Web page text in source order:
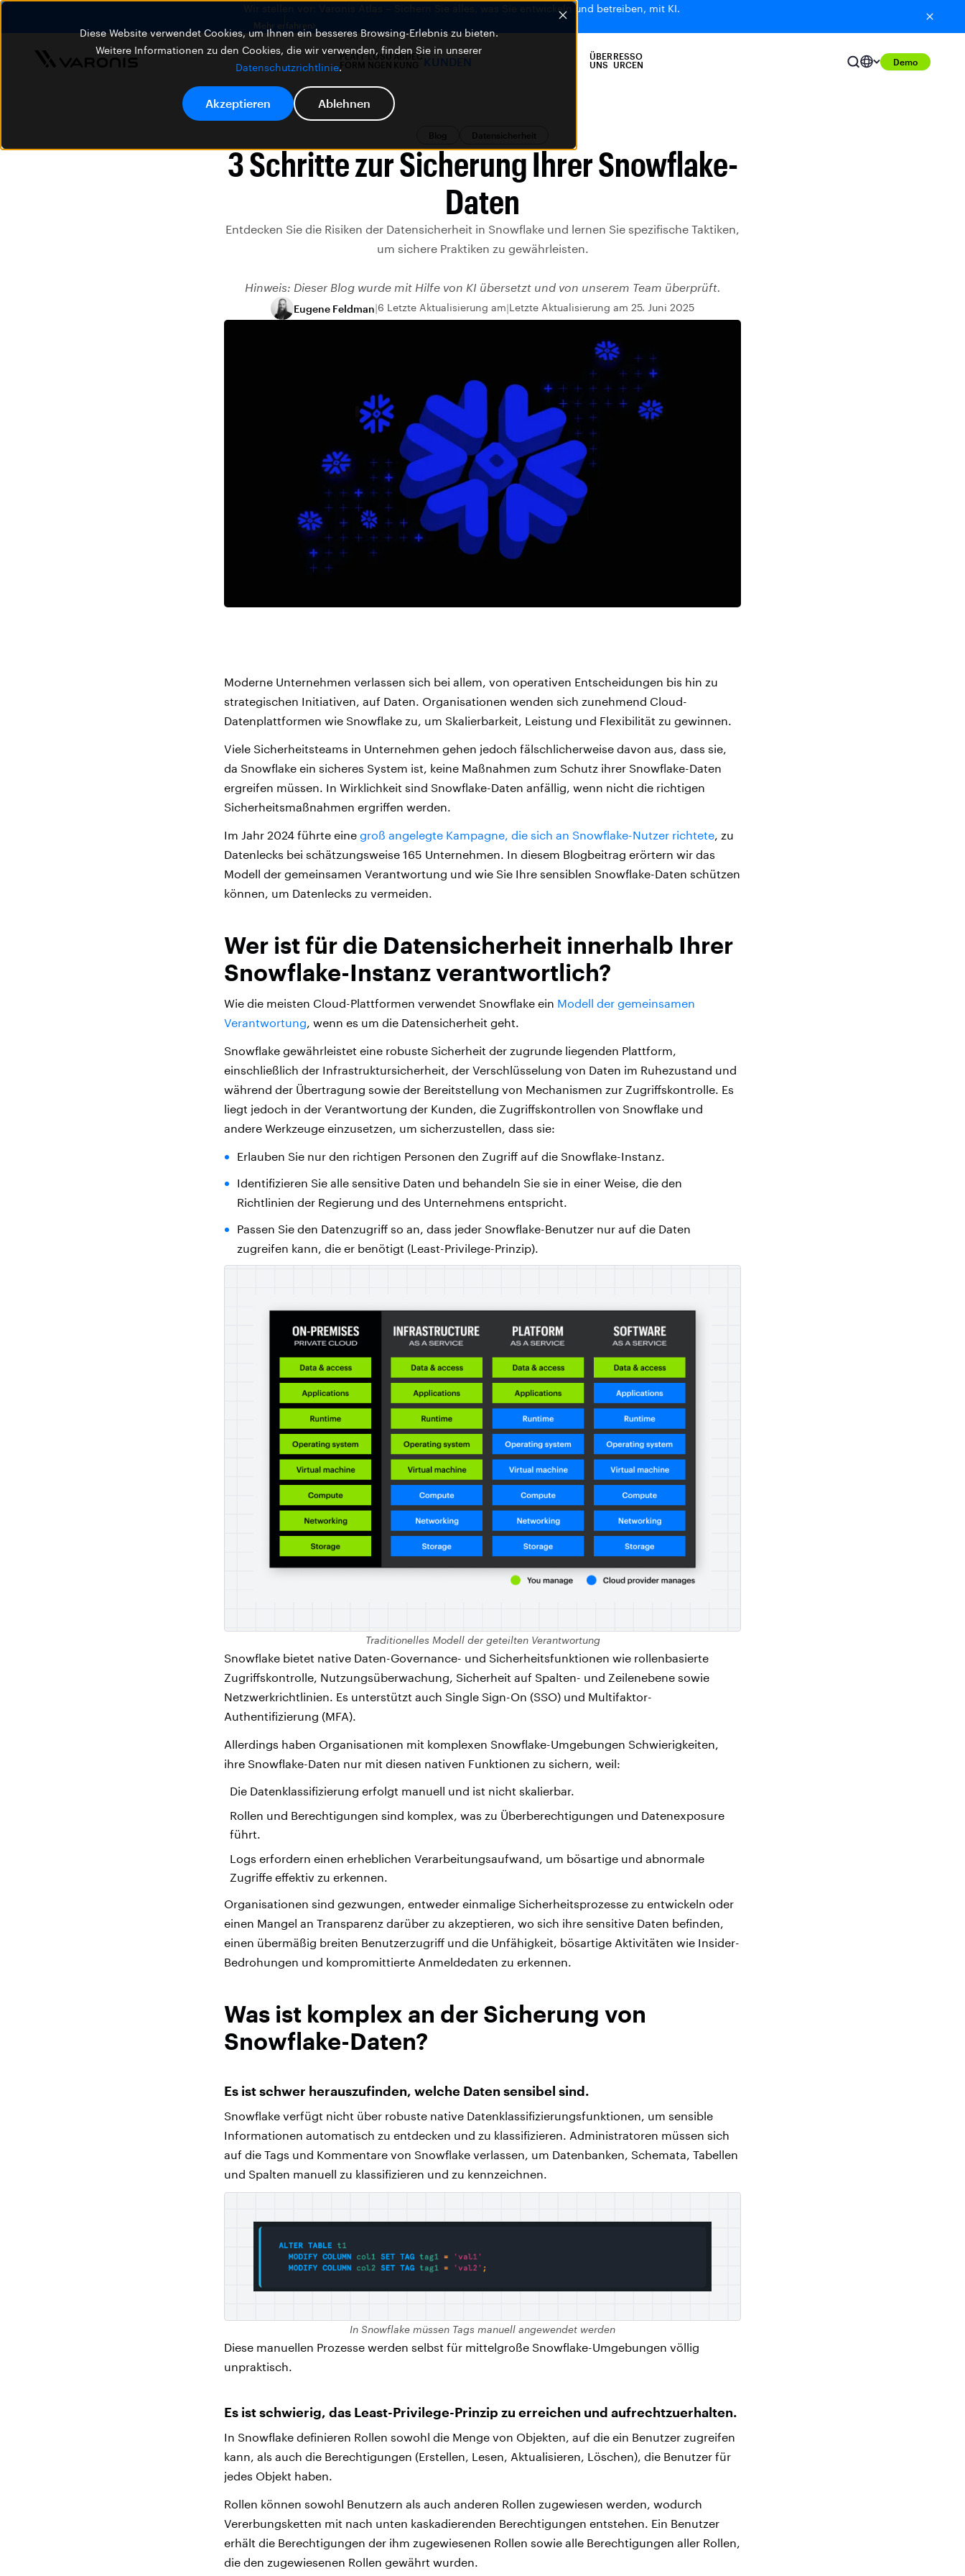
Diese Website verwendet Cookies, um Ihnen ein besseres Browsing-Erlebnis zu bieten.
Weitere Informationen zu den Cookies, die wir verwenden, finden Sie in unserer
Datenschutzrichtlinie.
Akzeptieren Ablehnen
Wir stellen vor: Varonis Atlas – Sichern Sie alles, was Sie entwickeln und betreiben, mit KI.
Mehr erfahren
PLATT
FORM
LÖSU
NGEN
ABDEC
KUNG
KUNDEN
ÜBER
UNS
RESSO
URCEN
Demo
Blog Datensicherheit
3 Schritte zur Sicherung Ihrer Snowflake-
Daten
Entdecken Sie die Risiken der Datensicherheit in Snowflake und lernen Sie spezifische Taktiken,
um sichere Praktiken zu gewährleisten.
Hinweis: Dieser Blog wurde mit Hilfe von KI übersetzt und von unserem Team überprüft.
Eugene Feldman 6 Letzte Aktualisierung am Letzte Aktualisierung am 25. Juni 2025
Moderne Unternehmen verlassen sich bei allem, von operativen Entscheidungen bis hin zu
strategischen Initiativen, auf Daten. Organisationen wenden sich zunehmend Cloud-
Datenplattformen wie Snowflake zu, um Skalierbarkeit, Leistung und Flexibilität zu gewinnen.
Viele Sicherheitsteams in Unternehmen gehen jedoch fälschlicherweise davon aus, dass sie,
da Snowflake ein sicheres System ist, keine Maßnahmen zum Schutz ihrer Snowflake-Daten
ergreifen müssen. In Wirklichkeit sind Snowflake-Daten anfällig, wenn nicht die richtigen
Sicherheitsmaßnahmen ergriffen werden.
Im Jahr 2024 führte eine groß angelegte Kampagne, die sich an Snowflake-Nutzer richtete, zu
Datenlecks bei schätzungsweise 165 Unternehmen. In diesem Blogbeitrag erörtern wir das
Modell der gemeinsamen Verantwortung und wie Sie Ihre sensiblen Snowflake-Daten schützen
können, um Datenlecks zu vermeiden.
Wer ist für die Datensicherheit innerhalb Ihrer
Snowflake-Instanz verantwortlich?
Wie die meisten Cloud-Plattformen verwendet Snowflake ein Modell der gemeinsamen
Verantwortung, wenn es um die Datensicherheit geht.
Snowflake gewährleistet eine robuste Sicherheit der zugrunde liegenden Plattform,
einschließlich der Infrastruktursicherheit, der Verschlüsselung von Daten im Ruhezustand und
während der Übertragung sowie der Bereitstellung von Mechanismen zur Zugriffskontrolle. Es
liegt jedoch in der Verantwortung der Kunden, die Zugriffskontrollen von Snowflake und
andere Werkzeuge einzusetzen, um sicherzustellen, dass sie:
Erlauben Sie nur den richtigen Personen den Zugriff auf die Snowflake-Instanz.
Identifizieren Sie alle sensitive Daten und behandeln Sie sie in einer Weise, die den
Richtlinien der Regierung und des Unternehmens entspricht.
Passen Sie den Datenzugriff so an, dass jeder Snowflake-Benutzer nur auf die Daten
zugreifen kann, die er benötigt (Least-Privilege-Prinzip).
Traditionelles Modell der geteilten Verantwortung
Snowflake bietet native Daten-Governance- und Sicherheitsfunktionen wie rollenbasierte
Zugriffskontrolle, Nutzungsüberwachung, Sicherheit auf Spalten- und Zeilenebene sowie
Netzwerkrichtlinien. Es unterstützt auch Single Sign-On (SSO) und Multifaktor-
Authentifizierung (MFA).
Allerdings haben Organisationen mit komplexen Snowflake-Umgebungen Schwierigkeiten,
ihre Snowflake-Daten nur mit diesen nativen Funktionen zu sichern, weil:
Die Datenklassifizierung erfolgt manuell und ist nicht skalierbar.
Rollen und Berechtigungen sind komplex, was zu Überberechtigungen und Datenexposure
führt.
Logs erfordern einen erheblichen Verarbeitungsaufwand, um bösartige und abnormale
Zugriffe effektiv zu erkennen.
Organisationen sind gezwungen, entweder einmalige Sicherheitsprozesse zu entwickeln oder
einen Mangel an Transparenz darüber zu akzeptieren, wo sich ihre sensitive Daten befinden,
einen übermäßig breiten Benutzerzugriff und die Unfähigkeit, bösartige Aktivitäten wie Insider-
Bedrohungen und kompromittierte Anmeldedaten zu erkennen.
Was ist komplex an der Sicherung von
Snowflake-Daten?
Es ist schwer herauszufinden, welche Daten sensibel sind.
Snowflake verfügt nicht über robuste native Datenklassifizierungsfunktionen, um sensible
Informationen automatisch zu entdecken und zu klassifizieren. Administratoren müssen sich
auf die Tags und Kommentare von Snowflake verlassen, um Datenbanken, Schemata, Tabellen
und Spalten manuell zu klassifizieren und zu kennzeichnen.
In Snowflake müssen Tags manuell angewendet werden
Diese manuellen Prozesse werden selbst für mittelgroße Snowflake-Umgebungen völlig
unpraktisch.
Es ist schwierig, das Least-Privilege-Prinzip zu erreichen und aufrechtzuerhalten.
In Snowflake definieren Rollen sowohl die Menge von Objekten, auf die ein Benutzer zugreifen
kann, als auch die Berechtigungen (Erstellen, Lesen, Aktualisieren, Löschen), die Benutzer für
jedes Objekt haben.
Rollen können sowohl Benutzern als auch anderen Rollen zugewiesen werden, wodurch
Vererbungsketten mit nach unten kaskadierenden Berechtigungen entstehen. Ein Benutzer
erhält die Berechtigungen der ihm zugewiesenen Rollen sowie alle Berechtigungen aller Rollen,
die den zugewiesenen Rollen gewährt wurden.